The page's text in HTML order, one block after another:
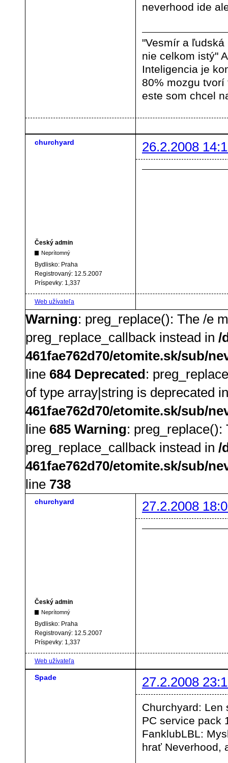
neverhood ide
"Vesmír a
nie celkom istý"
Inteligencia je
80% mozgu
este som chcel
churchyard 26.2.2008
Český admin
Neprítomný
Bydlisko: Praha
Registrovaný: 12.5.2007
Príspevky: 1,337
Web užívateľa
Warning: preg_replace(): The /e
preg_replace_callback instead in /
461fae762d70/etomite.sk/sub/
line 684 Deprecated:
of type array|string is deprecated
461fae762d70/etomite.sk/sub/
line 685 Warning: preg_replace():
preg_replace_callback instead in /
461fae762d70/etomite.sk/sub/
line 738
churchyard 27.2.2008
Český admin
Neprítomný
Bydlisko: Praha
Registrovaný: 12.5.2007
Príspevky: 1,337
Web užívateľa
Spade 27.2.2008
Churchyard: Len
PC service pack
FanklubLBL:
hrať Neverhood,